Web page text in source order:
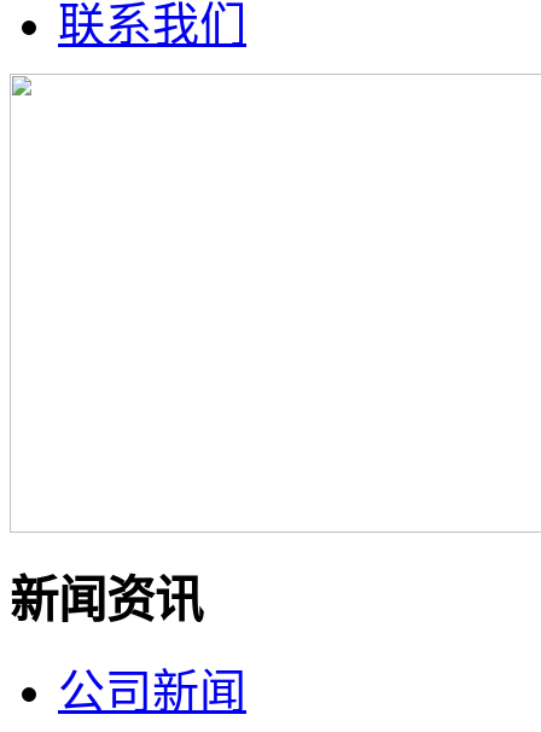
联系我们
新闻资讯
公司新闻